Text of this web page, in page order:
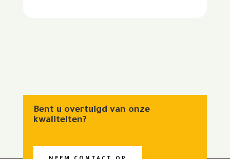
Bent u overtuigd van onze
kwaliteiten?